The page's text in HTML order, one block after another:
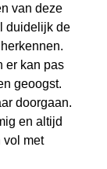
van deze
duidelijk de
er kan pas
geoogst.
doorgaan.
en altijd
vol met